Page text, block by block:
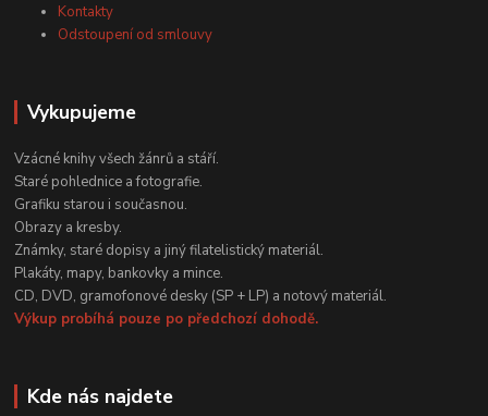
Kontakty
Odstoupení od smlouvy
Vykupujeme
Vzácné knihy všech žánrů a stáří.
Staré pohlednice a fotografie.
Grafiku starou i současnou.
Obrazy a kresby.
Známky, staré dopisy a jiný filatelistický materiál.
Plakáty, mapy, bankovky a mince.
CD, DVD, gramofonové desky (SP + LP) a notový materiál.
Výkup probíhá pouze po předchozí dohodě.
Kde nás najdete